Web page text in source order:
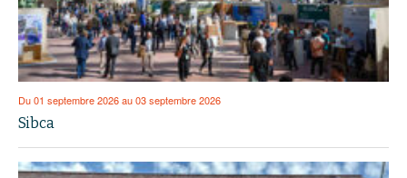
Du 01 septembre 2026 au 03 septembre 2026
Sibca